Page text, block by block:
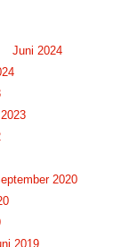
Juni 2024
2020
2019